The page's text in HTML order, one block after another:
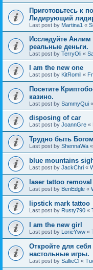
Приготовьтесь к
Лидирующий
Last post by Martina1 «
Исследуйте
реальные деньги.
Last post by TerryOli «
I am the new one
Last post by KitRomil «
Посетите
казино.
Last post by SammyQui «
disposing of car
Last post by JoannGre «
Трудно быть Богом
Last post by ShennaWa «
blue mountains
Last post by JackChri «
laser tattoo
Last post by BenEdgle «
lipstick mark tattoo
Last post by Rusty790 «
I am the new girl
Last post by LorieYww «
Откройте для
настольные игры.
Last post by SallieCl «